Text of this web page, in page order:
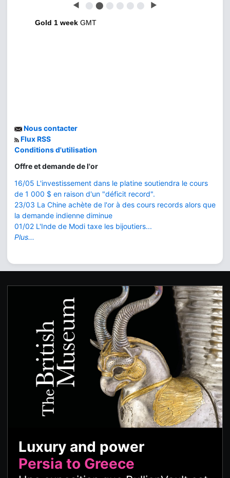
◀ ⬤ ⬤ ⬤ ⬤ ⬤ ⬤ ▶
Gold 1 week GMT
Nous contacter
Flux RSS
Conditions d'utilisation
Offre et demande de l'or
16/05 L'investissement dans le platine soutiendra le cours
de 1 000 $ en raison d'un "déficit record".
23/03 La Chine achète de l'or à des cours records alors que
la demande indienne diminue
01/02 L'Inde de Modi taxe les bijoutiers...
Plus...
Luxury and power
Persia to Greece